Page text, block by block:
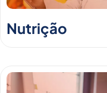
Nutrição